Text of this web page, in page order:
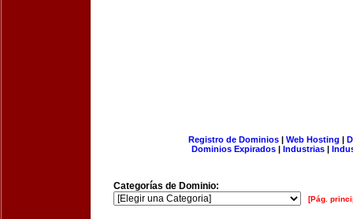
Registro de Dominios| Web Hosting |
Dominios Expirados | Industrias |
Categorías de Dominio:
[Pág.